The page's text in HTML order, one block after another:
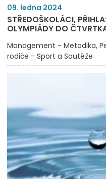
09. ledna 2024
STŘEDOŠKOLÁCI,
OLYMPIÁDY DO
Management - Metodika
rodiče - Sport a Soutěže